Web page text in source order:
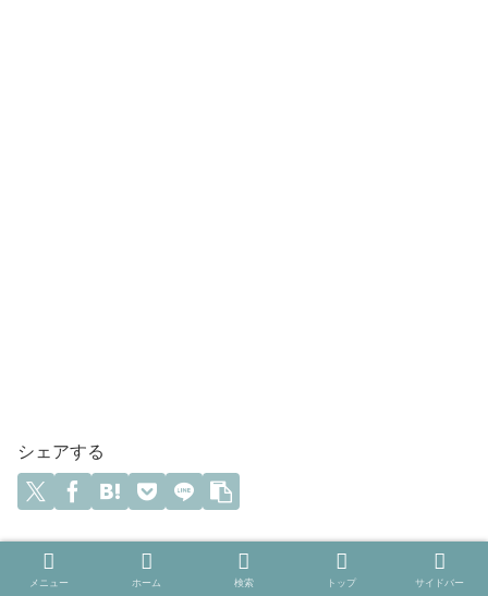
シェアする
田野幸伸（たのっち）をフォローする
メニュー ホーム 検索 トップ サイドバー